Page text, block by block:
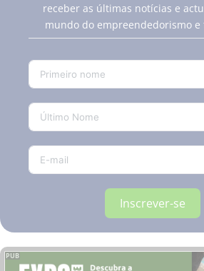
receber as últimas notícias e
mundo do empreendedorismo
Inscrever-se
PUB